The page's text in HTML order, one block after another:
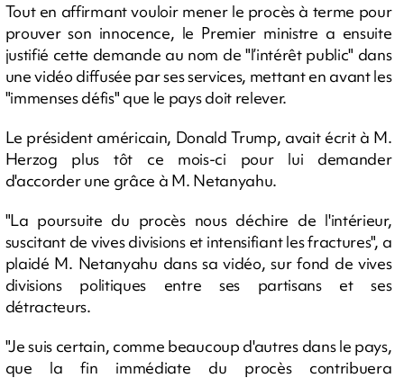
Tout en affirmant vouloir mener le procès à terme pour
prouver son innocence, le Premier ministre a ensuite
justifié cette demande au nom de "l’intérêt public" dans
une vidéo diffusée par ses services, mettant en avant les
"immenses défis" que le pays doit relever.
Le président américain, Donald Trump, avait écrit à M.
Herzog plus tôt ce mois-ci pour lui demander
d'accorder une grâce à M. Netanyahu.
"La poursuite du procès nous déchire de l'intérieur,
suscitant de vives divisions et intensifiant les fractures", a
plaidé M. Netanyahu dans sa vidéo, sur fond de vives
divisions politiques entre ses partisans et ses
détracteurs.
"Je suis certain, comme beaucoup d'autres dans le pays,
que la fin immédiate du procès contribuera